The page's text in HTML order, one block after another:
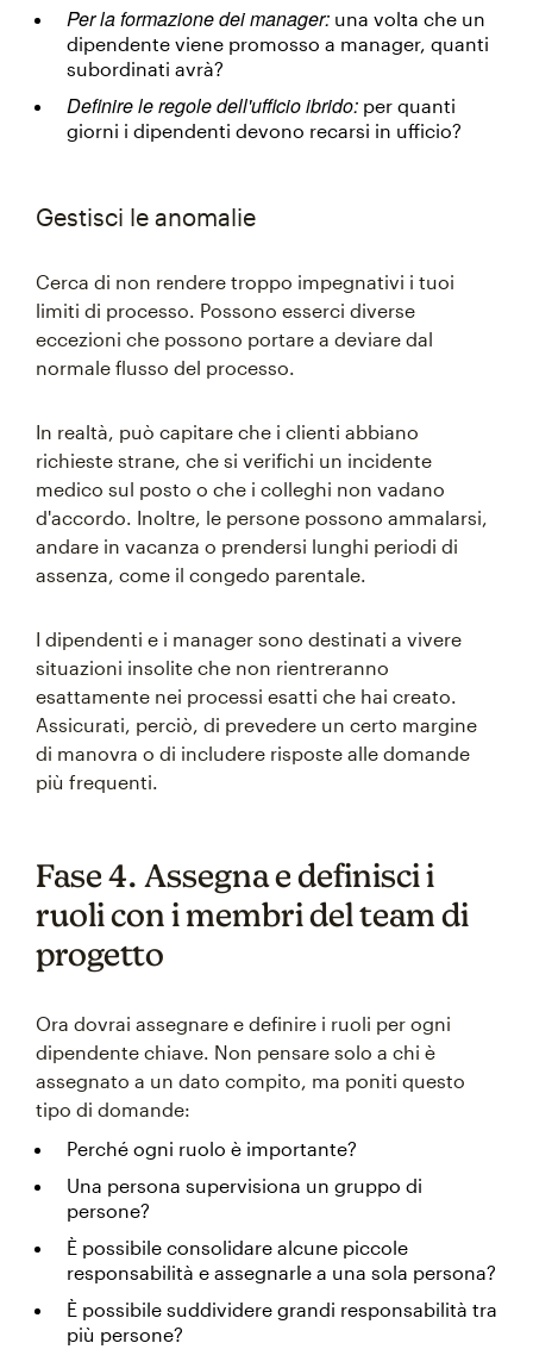
Per la formazione dei manager: una volta che un
dipendente viene promosso a manager, quanti
subordinati avrà?
Definire le regole dell'ufficio ibrido: per quanti
giorni i dipendenti devono recarsi in ufficio?
Gestisci le anomalie
Cerca di non rendere troppo impegnativi i tuoi
limiti di processo. Possono esserci diverse
eccezioni che possono portare a deviare dal
normale flusso del processo.
In realtà, può capitare che i clienti abbiano
richieste strane, che si verifichi un incidente
medico sul posto o che i colleghi non vadano
d'accordo. Inoltre, le persone possono ammalarsi,
andare in vacanza o prendersi lunghi periodi di
assenza, come il congedo parentale.
I dipendenti e i manager sono destinati a vivere
situazioni insolite che non rientreranno
esattamente nei processi esatti che hai creato.
Assicurati, perciò, di prevedere un certo margine
di manovra o di includere risposte alle domande
più frequenti.
Fase 4. Assegna e definisci i
ruoli con i membri del team di
progetto
Ora dovrai assegnare e definire i ruoli per ogni
dipendente chiave. Non pensare solo a chi è
assegnato a un dato compito, ma poniti questo
tipo di domande:
Perché ogni ruolo è importante?
Una persona supervisiona un gruppo di
persone?
È possibile consolidare alcune piccole
responsabilità e assegnarle a una sola persona?
È possibile suddividere grandi responsabilità tra
più persone?